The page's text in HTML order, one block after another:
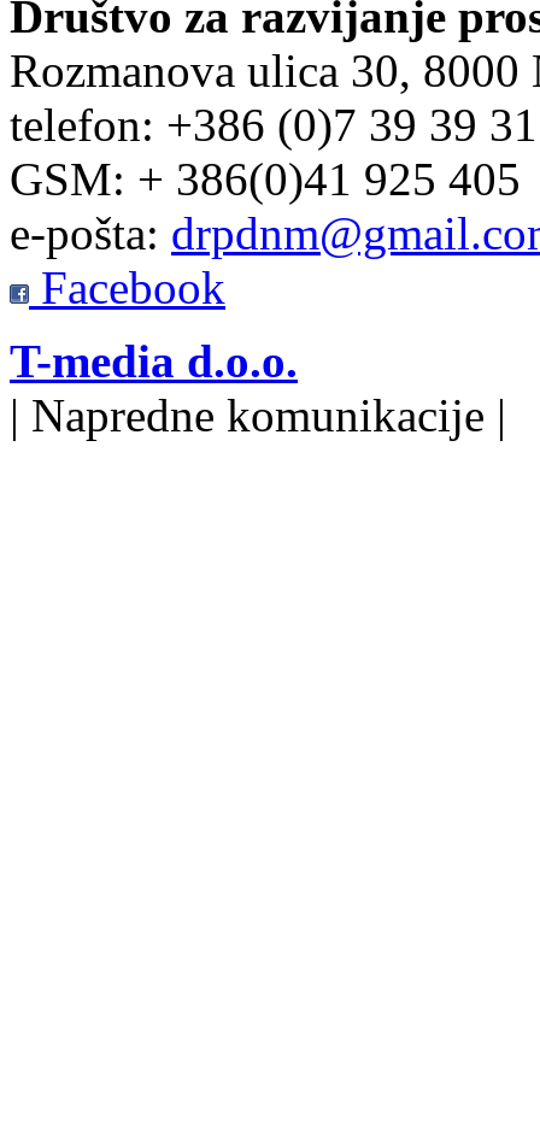
Društvo za razvijanje
Rozmanova ulica 30, 8000
telefon: +386 (0)7 39 39
GSM: + 386(0)41 925 405
e-pošta:
Facebook
T-media d.o.o.
| Napredne komunikacije |